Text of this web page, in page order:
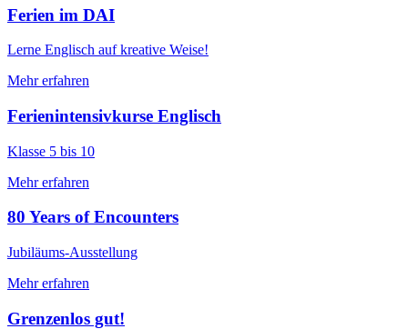
Ferien im DAI
Lerne Englisch auf kreative Weise!
Mehr erfahren
Ferienintensivkurse Englisch
Klasse 5 bis 10
Mehr erfahren
80 Years of Encounters
Jubiläums-Ausstellung
Mehr erfahren
Grenzenlos gut!